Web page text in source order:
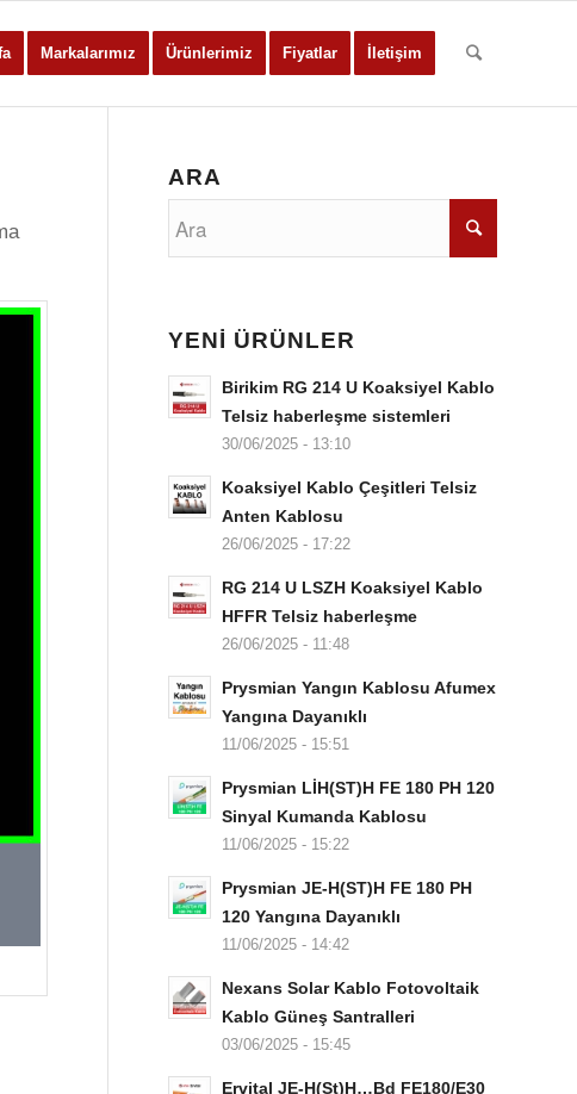
Markalarımız Ürünlerimiz Fiyatlar İletişim
ARA
YENİ ÜRÜNLER
Birikim RG 214 U Koaksiyel Kablo
Telsiz haberleşme sistemleri
30/06/2025 - 13:10
Koaksiyel Kablo Çeşitleri Telsiz
Anten Kablosu
26/06/2025 - 17:22
RG 214 U LSZH Koaksiyel Kablo
HFFR Telsiz haberleşme
26/06/2025 - 11:48
Prysmian Yangın Kablosu Afumex
Yangına Dayanıklı
11/06/2025 - 15:51
Prysmian LİH(ST)H FE 180 PH 120
Sinyal Kumanda Kablosu
11/06/2025 - 15:22
Prysmian JE-H(ST)H FE 180 PH
120 Yangına Dayanıklı
11/06/2025 - 14:42
Nexans Solar Kablo Fotovoltaik
Kablo Güneş Santralleri
03/06/2025 - 15:45
Ervital JE-H(St)H…Bd FE180/E30